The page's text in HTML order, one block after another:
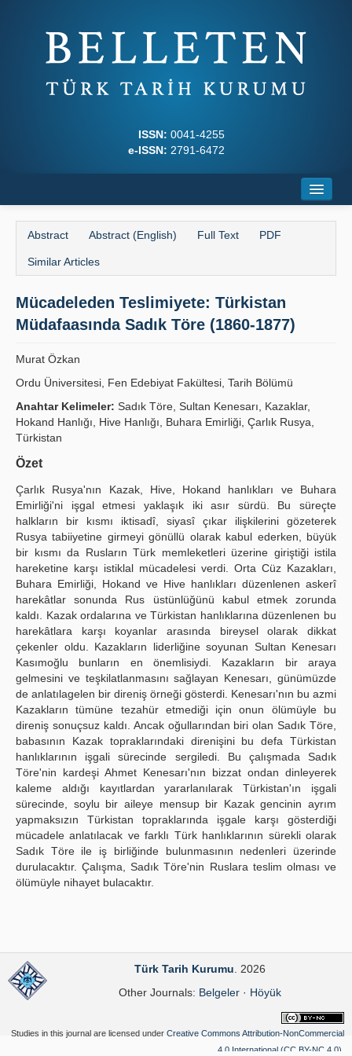
ISSN: 0041-4255
e-ISSN: 2791-6472
Journal Boards
Writing Rules
Guidelines
Contact Us
Abstract Abstract (English) Full Text PDF
Similar Articles
Mücadeleden Teslimiyete: Türkistan
Müdafaasında Sadık Töre (1860-1877)
Murat Özkan
Ordu Üniversitesi, Fen Edebiyat Fakültesi, Tarih Bölümü
Anahtar Kelimeler: Sadık Töre, Sultan Kenesarı, Kazaklar,
Hokand Hanlığı, Hive Hanlığı, Buhara Emirliği, Çarlık Rusya,
Türkistan
Özet
Çarlık Rusya'nın Kazak, Hive, Hokand hanlıkları ve Buhara
Emirliği'ni işgal etmesi yaklaşık iki asır sürdü. Bu süreçte
halkların bir kısmı iktisadî, siyasî çıkar ilişkilerini gözeterek
Rusya tabiiyetine girmeyi gönüllü olarak kabul ederken, büyük
bir kısmı da Rusların Türk memleketleri üzerine giriştiği istila
hareketine karşı istiklal mücadelesi verdi. Orta Cüz Kazakları,
Buhara Emirliği, Hokand ve Hive hanlıkları düzenlenen askerî
harekâtlar sonunda Rus üstünlüğünü kabul etmek zorunda
kaldı. Kazak ordalarına ve Türkistan hanlıklarına düzenlenen bu
harekâtlara karşı koyanlar arasında bireysel olarak dikkat
çekenler oldu. Kazakların liderliğine soyunan Sultan Kenesarı
Kasımoğlu bunların en önemlisiydi. Kazakların bir araya
gelmesini ve teşkilatlanmasını sağlayan Kenesarı, günümüzde
de anlatılagelen bir direniş örneği gösterdi. Kenesarı'nın bu azmi
Kazakların tümüne tezahür etmediği için onun ölümüyle bu
direniş sonuçsuz kaldı. Ancak oğullarından biri olan Sadık Töre,
babasının Kazak topraklarındaki direnişini bu defa Türkistan
hanlıklarının işgali sürecinde sergiledi. Bu çalışmada Sadık
Töre'nin kardeşi Ahmet Kenesarı'nın bizzat ondan dinleyerek
kaleme aldığı kayıtlardan yararlanılarak Türkistan'ın işgali
sürecinde, soylu bir aileye mensup bir Kazak gencinin ayrım
yapmaksızın Türkistan topraklarında işgale karşı gösterdiği
mücadele anlatılacak ve farklı Türk hanlıklarının sürekli olarak
Sadık Töre ile iş birliğinde bulunmasının nedenleri üzerinde
durulacaktır. Çalışma, Sadık Töre'nin Ruslara teslim olması ve
ölümüyle nihayet bulacaktır.
Türk Tarih Kurumu . 2026
Other Journals: Belgeler· Höyük
Studies in this journal are licensed under Creative Commons Attribution-NonCommercial
4.0 International (CC BY-NC 4.0)